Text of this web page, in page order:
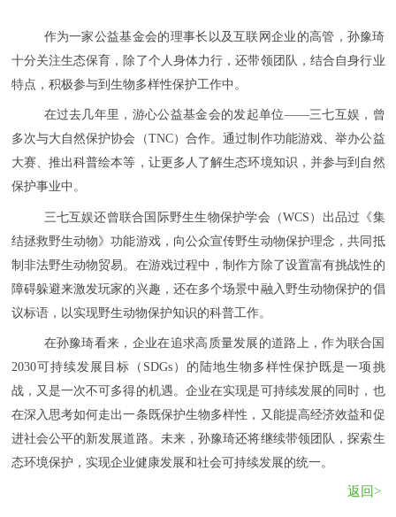
作为一家公益基金会的理事长以及互联网企业的高管，孙豫琦
十分关注生态保育，除了个人身体力行，还带领团队，结合自身行业
特点，积极参与到生物多样性保护工作中。
在过去几年里，游心公益基金会的发起单位——三七互娱，曾
多次与大自然保护协会（TNC）合作。通过制作功能游戏、举办公益
大赛、推出科普绘本等，让更多人了解生态环境知识，并参与到自然
保护事业中。
三七互娱还曾联合国际野生生物保护学会（WCS）出品过《集
结拯救野生动物》功能游戏，向公众宣传野生动物保护理念，共同抵
制非法野生动物贸易。在游戏过程中，制作方除了设置富有挑战性的
障碍躲避来激发玩家的兴趣，还在多个场景中融入野生动物保护的倡
议标语，以实现野生动物保护知识的科普工作。
在孙豫琦看来，企业在追求高质量发展的道路上，作为联合国
2030可持续发展目标（SDGs）的陆地生物多样性保护既是一项挑
战，又是一次不可多得的机遇。企业在实现是可持续发展的同时，也
在深入思考如何走出一条既保护生物多样性，又能提高经济效益和促
进社会公平的新发展道路。未来，孙豫琦还将继续带领团队，探索生
态环境保护，实现企业健康发展和社会可持续发展的统一。
返回>